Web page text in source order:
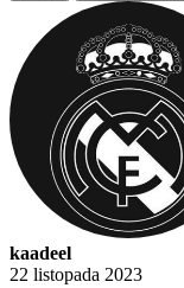
kaadeel
22 listopada 2023